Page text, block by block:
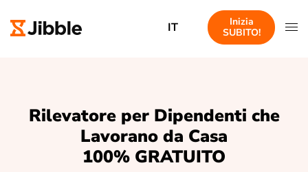
IT
Inizia
SUBITO!
Rilevatore per Dipendenti che
Lavorano da Casa
100% GRATUITO